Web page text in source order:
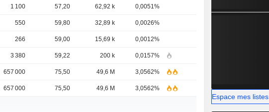
1 100 57,20 62,92 k 0,0051%
550 59,80 32,89 k 0,0026%
266 59,00 15,69 k 0,0012%
3 380 59,22 200 k 0,0157%
657 000 75,50 49,6 M 3,0562%
657 000 75,50 49,6 M 3,0562%
Espace mes listes